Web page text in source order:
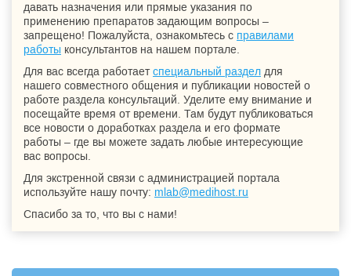
давать назначения или прямые указания по
применению препаратов задающим вопросы –
запрещено! Пожалуйста, ознакомьтесь с правилами
работы консультантов на нашем портале.
Для вас всегда работаетспециальный раздел для
нашего совместного общения и публикации новостей о
работе раздела консультаций. Уделите ему внимание и
посещайте время от времени. Там будут публиковаться
все новости о доработках раздела и его формате
работы – где вы можете задать любые интересующие
вас вопросы.
Для экстренной связи с администрацией портала
используйте нашу почту: mlab@medihost.ru
Спасибо за то, что вы с нами!